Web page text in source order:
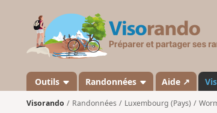
Outils Randonnées Aide ↗
Visorando Randonnées Luxembourg (Pays)